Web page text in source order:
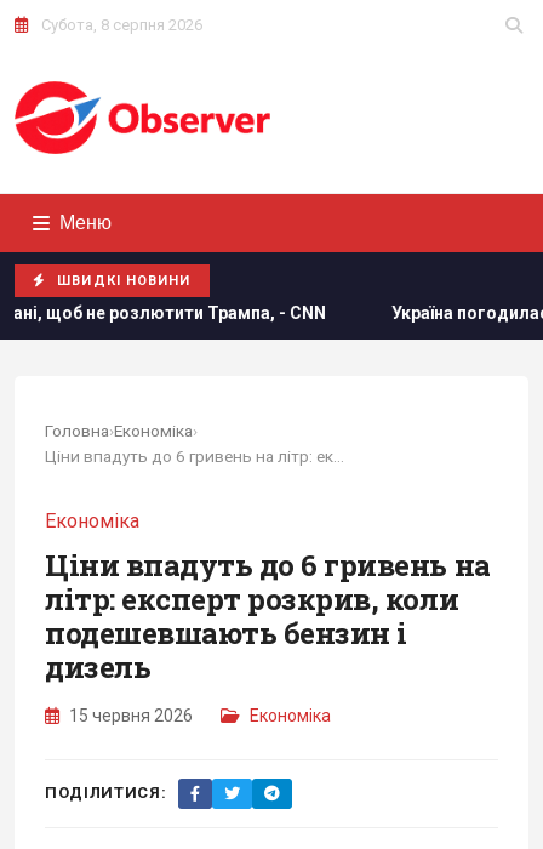
Субота, 8 серпня 2026
Меню
ШВИДКІ НОВИНИ
Трампа, - CNN Україна погодилася не
Головна›Економіка›
Економіка
Ціни впадуть до 6 гривень на
літр: експерт розкрив, коли
подешевшають бензин і
дизель
15 червня 2026 Економіка
ПОДІЛИТИСЯ: